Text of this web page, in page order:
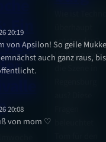
entstanden?
Und wie sieht
20:19
von Apsilon! So geile
auch ganz raus,
20:08
von mom ♡